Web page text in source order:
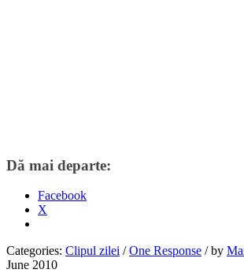
Dă mai departe:
Facebook
X
Categories: Clipul zilei / One Response /by
June 2010